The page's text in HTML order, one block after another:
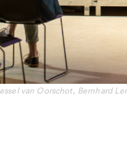
van Oorschot, Bernhard